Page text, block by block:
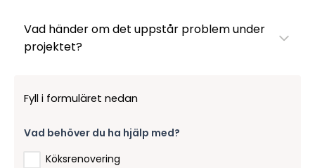
Vad händer om det uppstår problem under
projektet?
Fyll i formuläret nedan
Vad behöver du ha hjälp med?
Köksrenovering